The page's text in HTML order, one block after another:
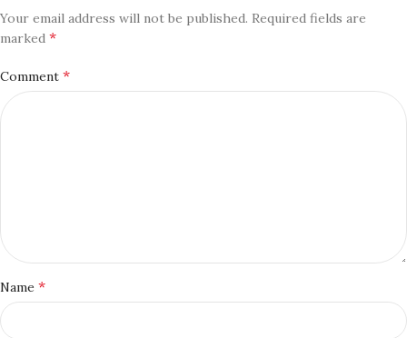
Your email address will not be published. Required fields are
marked *
Comment *
Name *